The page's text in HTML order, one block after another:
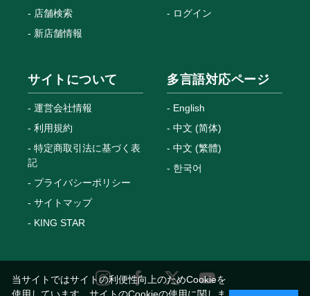
店舗検索
新店舗情報
ログイン
サイトについて
運営会社情報
利用規約
特定商取引法に基づく表
記
プライバシーポリシー
サイトマップ
KING STAR
多言語対応ページ
English
中文 (简体)
中文 (繁體)
한국어
当サイトではサイトの利便性向上のためCookieを